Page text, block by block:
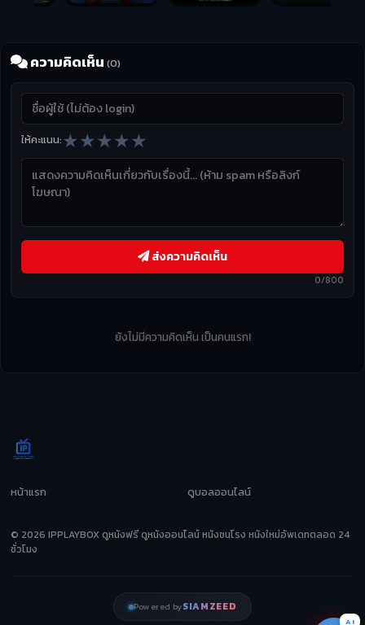
ความคิดเห็น (0)
ให้คะแนน:★★★★★
0/800
ส่งความคิดเห็น
ยังไม่มีความคิดเห็น เป็นคนแรก!
หน้าแรก ดูบอลออนไลน์
© 2026 IPPLAYBOX ดูหนังฟรี ดูหนังออนไลน์ หนังชนโรง หนังใหม่อัพเดทตลอด 24
ชั่วโมง
Powered bySIAMZEED
AI